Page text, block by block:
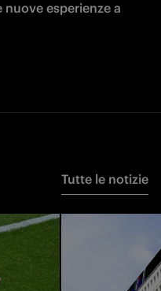
nuove esperienze a
Tutte le notizie